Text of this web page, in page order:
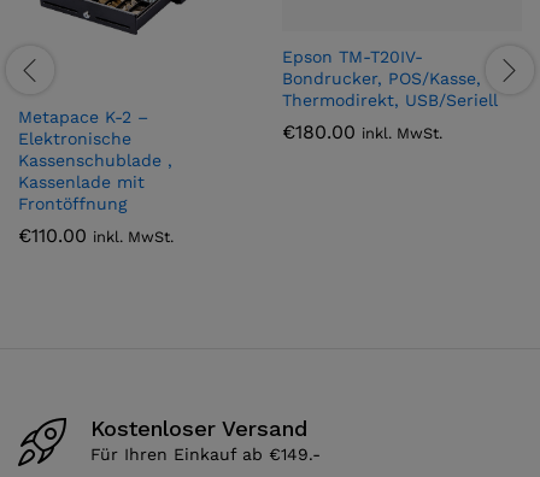
Metapace K-2 –
Elektronische
Kassenschublade ,
Kassenlade mit
Frontöffnung
€110.00 inkl. MwSt.
Epson TM-T20IV-
Bondrucker, POS/Kasse,
Thermodirekt, USB/Seriell
€180.00 inkl. MwSt.
Kostenloser Versand
Für Ihren Einkauf ab €149.-